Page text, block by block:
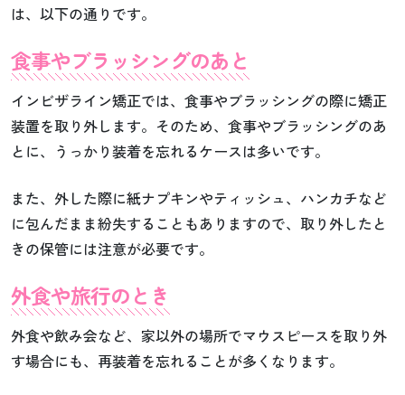
は、以下の通りです。
食事やブラッシングのあと
インビザライン矯正では、食事やブラッシングの際に矯正
装置を取り外します。そのため、食事やブラッシングのあ
とに、うっかり装着を忘れるケースは多いです。
また、外した際に紙ナプキンやティッシュ、ハンカチなど
に包んだまま紛失することもありますので、取り外したと
きの保管には注意が必要です。
外食や旅行のとき
外食や飲み会など、家以外の場所でマウスピースを取り外
す場合にも、再装着を忘れることが多くなります。